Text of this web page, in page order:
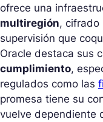
ofrece una
multiregión, cifrado
supervisión que
Oracle destaca sus
cumplimiento,
regulados como las
promesa tiene su
vuelve dependiente